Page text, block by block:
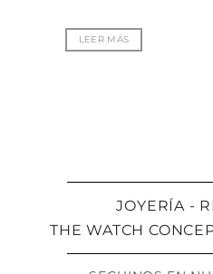
LEER MÁS
JOYERÍA -
THE WATCH